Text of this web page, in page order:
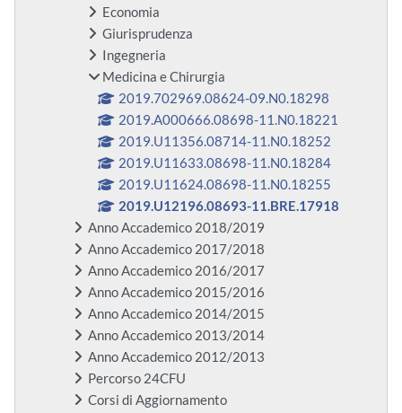
Economia
Giurisprudenza
Ingegneria
Medicina e Chirurgia
2019.702969.08624-09.N0.18298
2019.A000666.08698-11.N0.18221
2019.U11356.08714-11.N0.18252
2019.U11633.08698-11.N0.18284
2019.U11624.08698-11.N0.18255
2019.U12196.08693-11.BRE.17918
Anno Accademico 2018/2019
Anno Accademico 2017/2018
Anno Accademico 2016/2017
Anno Accademico 2015/2016
Anno Accademico 2014/2015
Anno Accademico 2013/2014
Anno Accademico 2012/2013
Percorso 24CFU
Corsi di Aggiornamento